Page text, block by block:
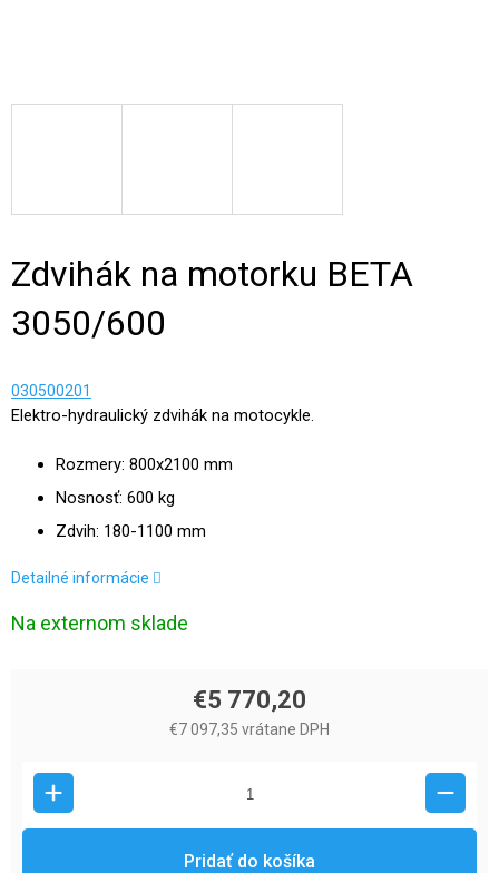
Zdvihák na motorku BETA
3050/600
030500201
Elektro-hydraulický zdvihák na motocykle.
Rozmery: 800x2100 mm
Nosnosť: 600 kg
Zdvih: 180-1100 mm
Detailné informácie
Na externom sklade
€5 770,20
€7 097,35 vrátane DPH
Pridať do košíka